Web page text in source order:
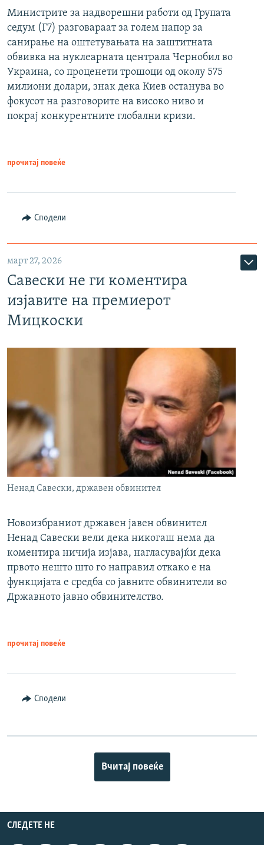
Министрите за надворешни работи од Групата
седум (Г7) разговараат за голем напор за
санирање на оштетувањата на заштитната
обвивка на нуклеарната централа Чернобил во
Украина, со проценети трошоци од околу 575
милиони долари, знак дека Киев останува во
фокусот на разговорите на високо ниво и
покрај конкурентните глобални кризи.
прочитај повеќе
Сподели
март 27, 2026
Савески не ги коментира
изјавите на премиерот
Мицкоски
Ненад Савески, државен обвинител
Новоизбраниот државен јавен обвинител
Ненад Савески вели дека никогаш нема да
коментира ничија изјава, нагласувајќи дека
првото нешто што го направил откако е на
функцијата е средба со јавните обвинители во
Државното јавно обвинителство.
прочитај повеќе
Сподели
Вчитај повеќе
СЛЕДЕТЕ НЕ